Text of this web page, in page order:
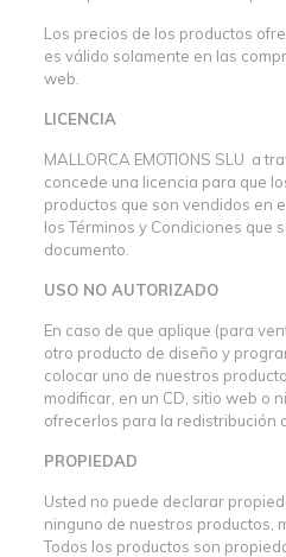
Los precios de los productos
es válido solamente en las
web.
LICENCIA
MALLORCA EMOTIONS SLU a
concede una licencia para que
productos que son vendidos en
los Términos y Condiciones que
documento.
USO NO AUTORIZADO
En caso de que aplique (para
otro producto de diseño y
colocar uno de nuestros
modificar, en un CD, sitio web o
ofrecerlos para la redistribución
PROPIEDAD
Usted no puede declarar
ninguno de nuestros productos,
Todos los productos son